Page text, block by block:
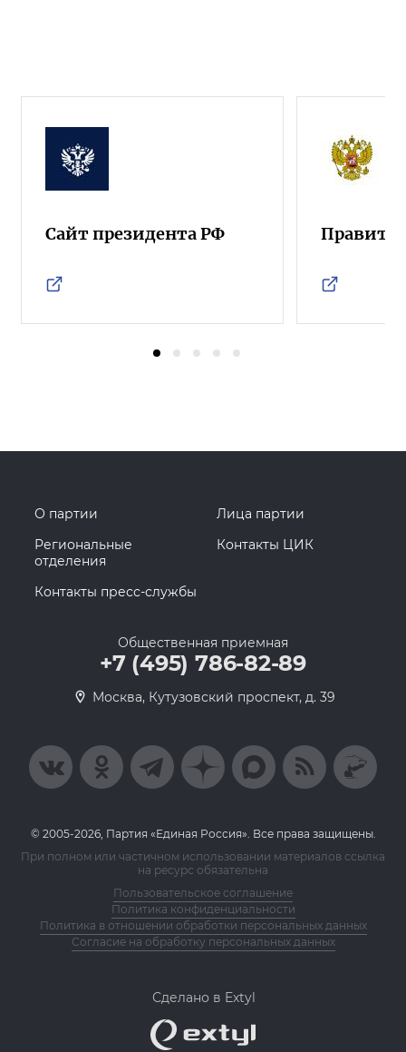
Сайт президента РФ
О партии
Лица партии
Региональные
отделения
Контакты ЦИК
Контакты пресс-службы
Общественная приемная
+7 (495) 786-82-89
Москва, Кутузовский проспект, д. 39
© 2005-2026, Партия «Единая Россия». Все права защищены.
При полном или частичном использовании материалов ссылка
на ресурс обязательна
Пользовательское соглашение
Политика конфиденциальности
Политика в отношении обработки персональных данных
Согласие на обработку персональных данных
Сделано в Extyl